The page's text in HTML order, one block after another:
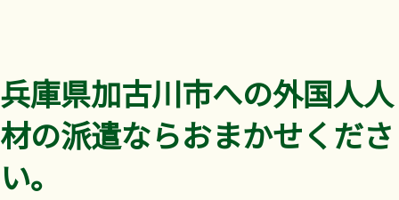
兵庫県加古川市への外国人人
材の派遣ならおまかせくださ
い。